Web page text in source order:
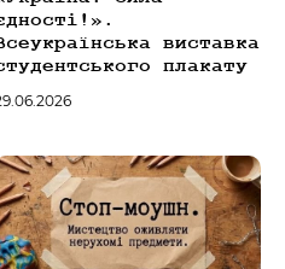
виставка
плакату